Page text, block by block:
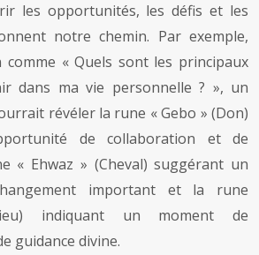
les opportunités, les défis et les
notre chemin. Par exemple,
« Quels sont les principaux
dans ma vie personnelle ? », un
révéler la rune « Gebo » (Don)
de collaboration et de
« Ehwaz » (Cheval) suggérant un
important et la rune
indiquant un moment de
guidance divine.